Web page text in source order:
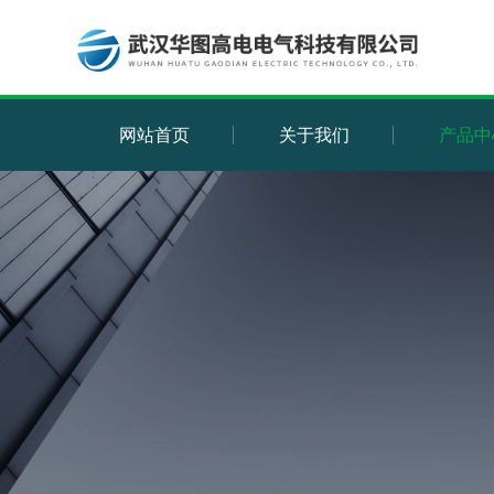
网站首页 关于我们 产品